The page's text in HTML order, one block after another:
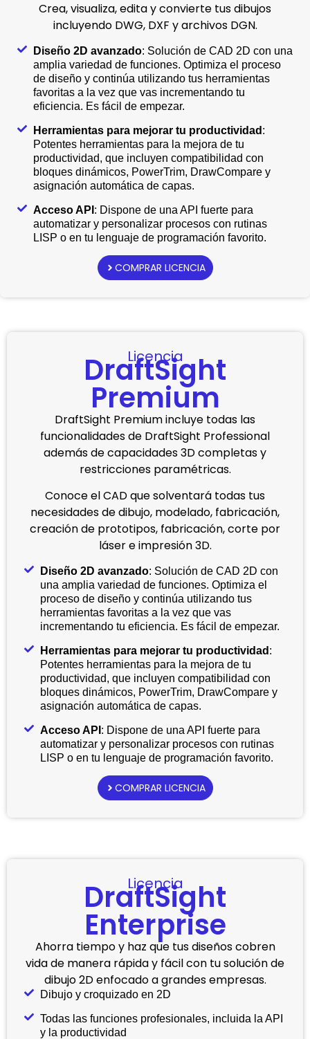
Crea, visualiza, edita y convierte tus dibujos
incluyendo DWG, DXF y archivos DGN.
Diseño 2D avanzado: Solución de CAD 2D con una
amplia variedad de funciones. Optimiza el proceso
de diseño y continúa utilizando tus herramientas
favoritas a la vez que vas incrementando tu
eficiencia. Es fácil de empezar.
Herramientas para mejorar tu productividad :
Potentes herramientas para la mejora de tu
productividad, que incluyen compatibilidad con
bloques dinámicos, PowerTrim, DrawCompare y
asignación automática de capas.
Acceso API : Dispone de una API fuerte para
automatizar y personalizar procesos con rutinas
LISP o en tu lenguaje de programación favorito.
COMPRAR LICENCIA
Licencia
DraftSight
Premium
DraftSight Premium incluye todas las
funcionalidades de DraftSight Professional
además de capacidades 3D completas y
restricciones paramétricas.
Conoce el CAD que solventará todas tus
necesidades de dibujo, modelado, fabricación,
creación de prototipos, fabricación, corte por
láser e impresión 3D.
Diseño 2D avanzado: Solución de CAD 2D con
una amplia variedad de funciones. Optimiza el
proceso de diseño y continúa utilizando tus
herramientas favoritas a la vez que vas
incrementando tu eficiencia. Es fácil de empezar.
Herramientas para mejorar tu productividad :
Potentes herramientas para la mejora de tu
productividad, que incluyen compatibilidad con
bloques dinámicos, PowerTrim, DrawCompare y
asignación automática de capas.
Acceso API : Dispone de una API fuerte para
automatizar y personalizar procesos con rutinas
LISP o en tu lenguaje de programación favorito.
COMPRAR LICENCIA
Licencia
DraftSight
Enterprise
Ahorra tiempo y haz que tus diseños cobren
vida de manera rápida y fácil con tu solución de
dibujo 2D enfocado a grandes empresas.
Dibujo y croquizado en 2D
Todas las funciones profesionales, incluida la API
y la productividad